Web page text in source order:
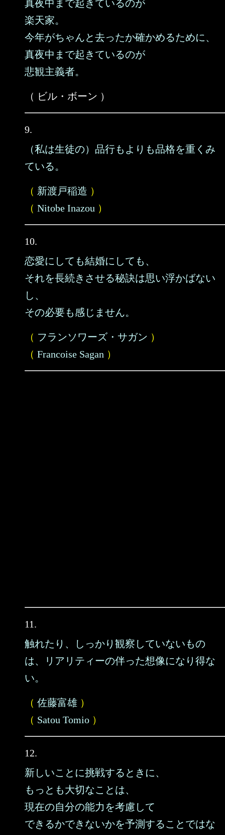
真夜中まで起きているのが
楽天家。
今年がちゃんと去ったか確かめるために、
真夜中まで起きているのが
悲観主義者。
（ ビル・ボーン ）
9.
（私は生徒の）品行もよりも品格を重くみ
ている。
（ 新渡戸稲造 ）
（ Nitobe Inazou ）
10.
恋愛にしても結婚にしても、
それを長続きさせる秘訣は思い浮かばない
し、
その必要も感じません。
（ フランソワーズ・サガン ）
（ Francoise Sagan ）
11.
触れたり、しっかり観察していないもの
は、リアリティーの伴った想像になり得な
い。
（ 佐藤富雄 ）
（ Satou Tomio ）
12.
新しいことに挑戦するときに、
もっとも大切なことは、
現在の自分の能力を考慮して
できるかできないかを予測することではな